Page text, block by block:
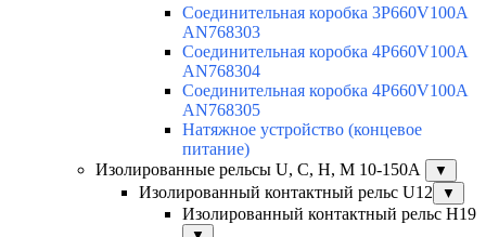
Соединительная коробка 3P660V100A
AN768303
Соединительная коробка 4P660V100A
AN768304
Соединительная коробка 4P660V100A
AN768305
Натяжное устройство (концевое
питание)
Изолированные рельсы U, C, H, M 10-150А
▼
Изолированный контактный рельс U12 ▼
Изолированный контактный рельс Н19